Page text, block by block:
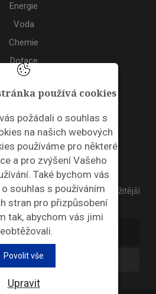
používá cookies
požádali o souhlas s
na našich webových
používáme pro některé
a pro zvýšení Vašeho
Také bychom vás
souhlas s používáním
stran pro přizpůsobení
tak, abychom vás jimi
Povolit vše
Upravit
Energie
Voda
Chemie
Dotace
Akce
PLASTY
budeme zasílat ty nejdůležitější
maximálně 1x týdně.
Odebírat